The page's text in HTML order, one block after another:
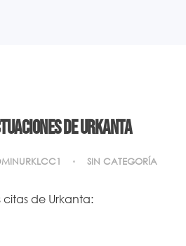
de Urkanta
SIN CATEGORÍA
citas de Urkanta: